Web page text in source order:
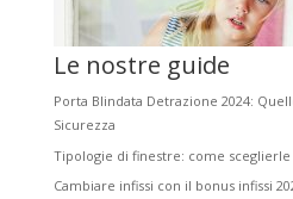
Le nostre guide
Porta Blindata Detrazione 2024:
Sicurezza
Tipologie di finestre: come sceglierle
Cambiare infissi con il bonus infissi